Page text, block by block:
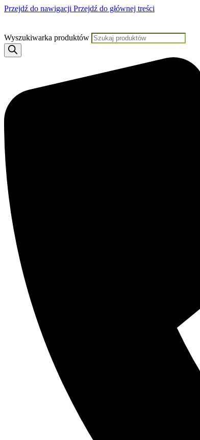
Przejdź do nawigacji Przejdź do głównej treści
Wyszukiwarka produktów